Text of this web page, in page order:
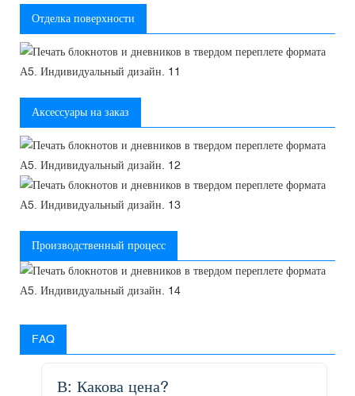
Отделка поверхности
Аксессуары на заказ
Производственный процесс
FAQ
В: Какова цена?